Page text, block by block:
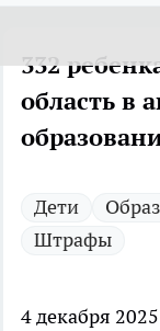
332
область в
Дети
Штрафы
4 декабря 2025